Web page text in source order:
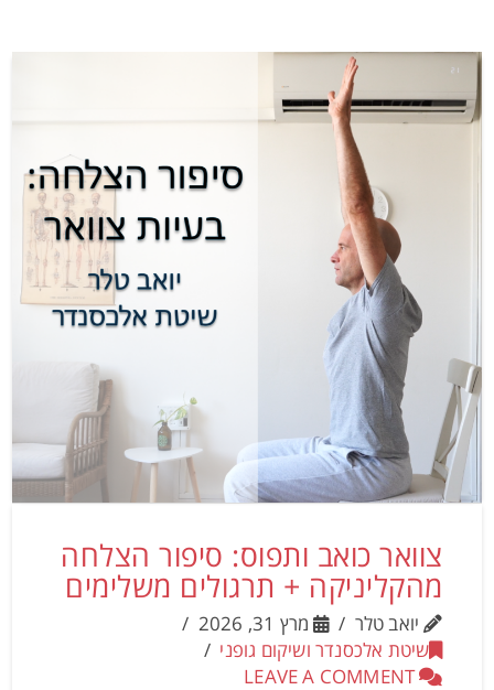
צוואר כואב ותפוס: סיפור הצלחה
מהקליניקה + תרגולים משלימים
יואב טלר
מרץ 31, 2026
שיטת אלכסנדר ושיקום גופני
LEAVE A COMMENT